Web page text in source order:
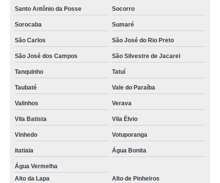
Santo Antônio da Posse Socorro
Sorocaba Sumaré
São Carlos São José do Rio Preto
São José dos Campos São Silvestre de Jacarei
Tanquinho Tatuí
Taubaté Vale do Paraíba
Valinhos Verava
Vila Batista Vila Élvio
Vinhedo Votuporanga
itatiaia Água Bonita
Água Vermelha
Alto da Lapa
Alto de Pinheiros